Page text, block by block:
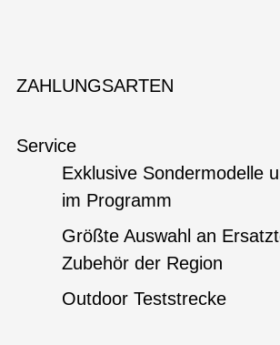
ZAHLUNGSARTEN
Service
Exklusive Sondermodelle
im Programm
Größte Auswahl an
Zubehör der Region
Outdoor Teststrecke